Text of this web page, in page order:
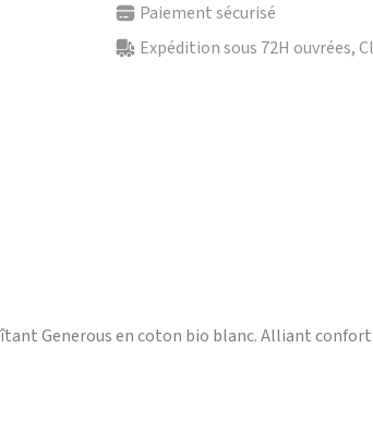
Paiement sécurisé
Expédition sous 72H ouvrées,
Generous en coton bio blanc. Alliant